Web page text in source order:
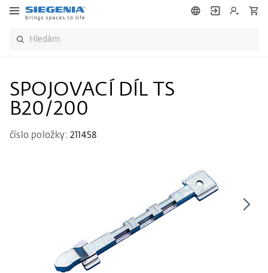
SPOJOVACÍ DÍL TS
B20/200
číslo položky: 211458